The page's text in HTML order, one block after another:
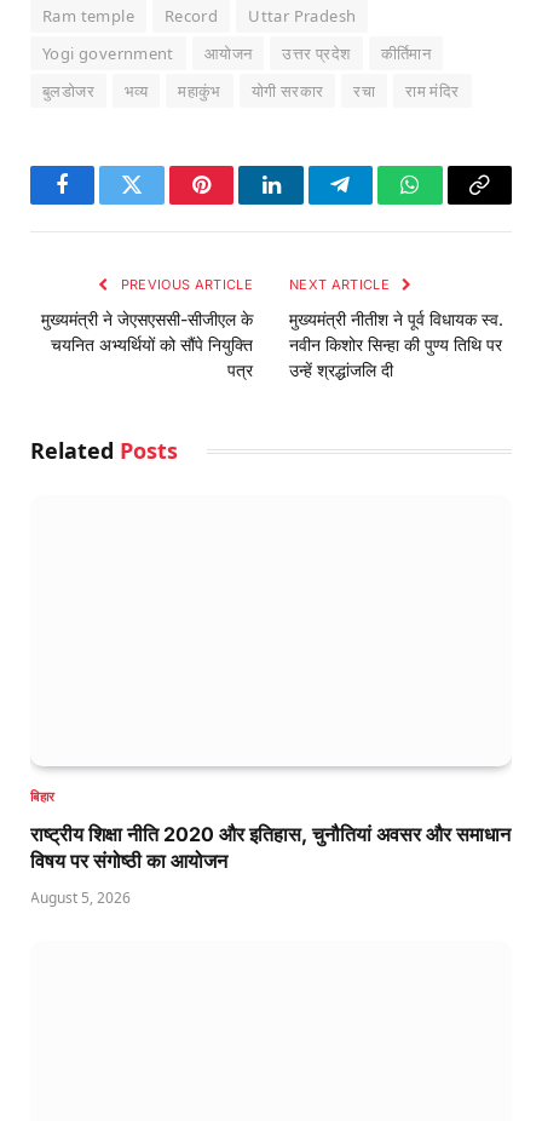
Ram temple
Record
Uttar Pradesh
Yogi government
आयोजन उत्तर प्रदेश
कीर्तिमान
बुलडोजर
भव्य महाकुंभ योगी सरकार रचा राम मंदिर
FacebookTwitter PinterestLinkedInTelegramWhatsApp
Copy
PREVIOUS ARTICLE
मुख्यमंत्री ने जेएसएससी-सीजीएल के
चयनित अभ्यर्थियों को सौंपे नियुक्ति
पत्र
NEXT ARTICLE
मुख्यमंत्री नीतीश ने पूर्व विधायक स्व.
नवीन किशोर सिन्हा की पुण्य तिथि पर
उन्हें श्रद्धांजलि दी
Related Posts
बिहार
राष्ट्रीय शिक्षा नीति 2020 और इतिहास, चुनौतियां अवसर और समाधान
विषय पर संगोष्ठी का आयोजन
August 5, 2026